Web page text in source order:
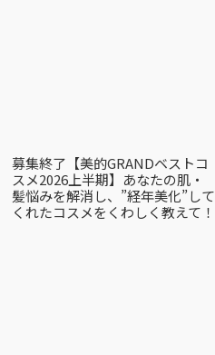
募集終了【美的GRANDベストコ
スメ2026上半期】あなたの肌・
髪悩みを解消し、”経年美化”して
くれたコスメをくわしく教えて！